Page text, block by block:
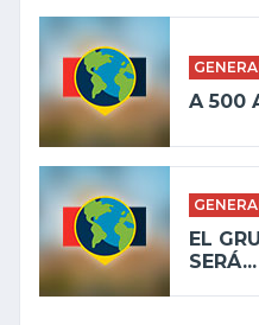
A 500
EL
SERÁ...